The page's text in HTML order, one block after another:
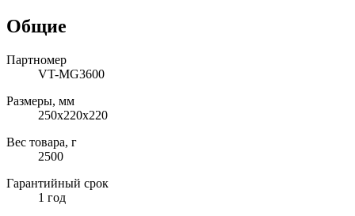
Общие
Партномер
VT-MG3600
Размеры, мм
250x220x220
Вес товара, г
2500
Гарантийный срок
1 год